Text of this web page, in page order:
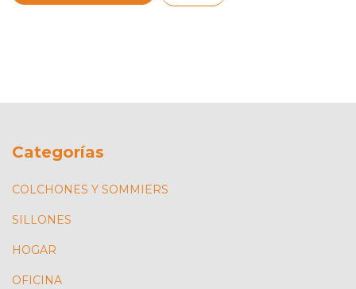
Categorías
COLCHONES Y SOMMIERS
SILLONES
HOGAR
OFICINA